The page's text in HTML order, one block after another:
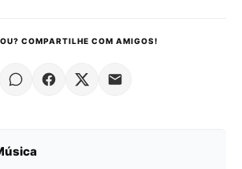
COMPARTILHE COM AMIGOS!